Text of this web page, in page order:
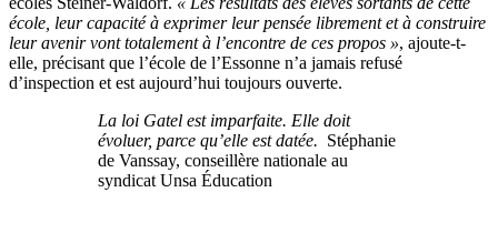
école, leur capacité à exprimer leur pensée librement et à construire
leur avenir vont totalement à l’encontre de ces propos », ajoute-t-
elle, précisant que l’école de l’Essonne n’a jamais refusé
d’inspection et est aujourd’hui toujours ouverte.
La loi Gatel est imparfaite. Elle doit
évoluer, parce qu’elle est datée. Stéphanie
de Vanssay, conseillère nationale au
syndicat Unsa Éducation